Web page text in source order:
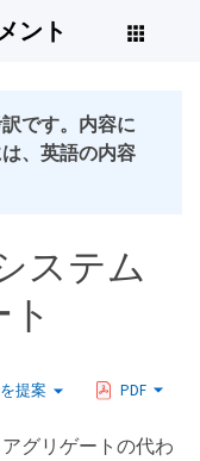
ント
です。内容に
、英語の内容
ステム
提案 PDF
グリゲートの代わ